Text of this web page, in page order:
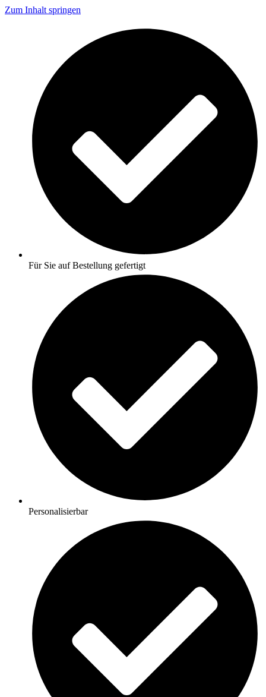
Zum Inhalt springen
Für Sie auf Bestellung gefertigt
Personalisierbar